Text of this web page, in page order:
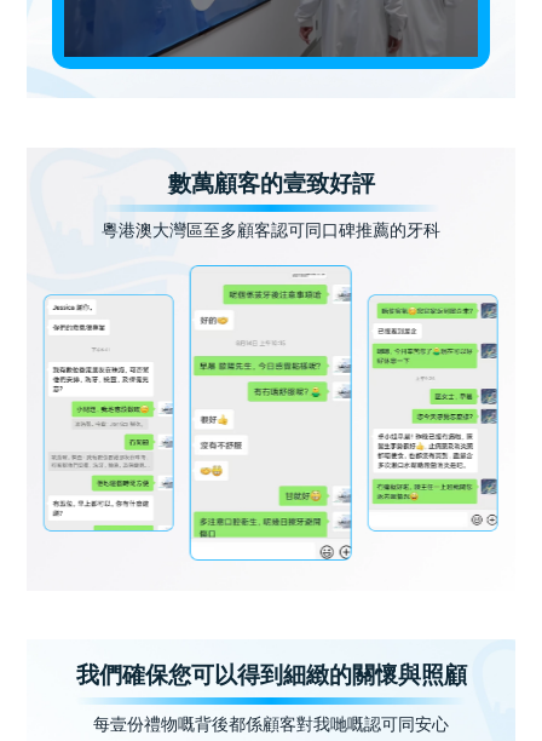
數萬顧客的壹致好評
粵港澳大灣區至多顧客認可同口碑推薦的牙科
我們確保您可以得到細緻的關懷與照顧
每壹份禮物嘅背後都係顧客對我哋嘅認可同安心